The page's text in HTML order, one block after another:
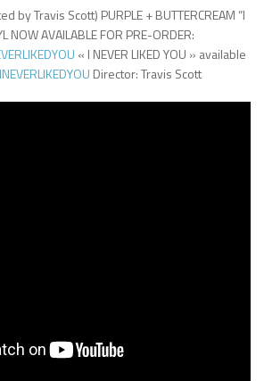
by Travis Scott) PURPLE + BUTTERCREAM “I
NOW AVAILABLE FOR PRE-ORDER:
« I NEVER LIKED YOU » available
Director: Travis Scott